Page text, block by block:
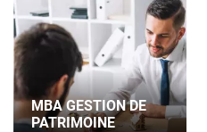
MBA GESTION DE
PATRIMOINE